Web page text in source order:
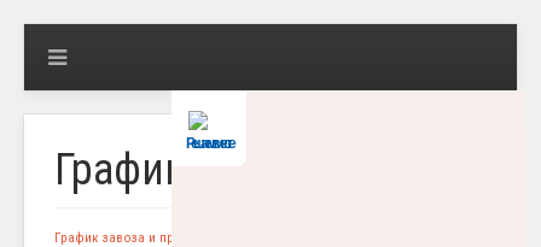
Решаем вместе
График приема пищи
График завоза и приема питания воспитанников